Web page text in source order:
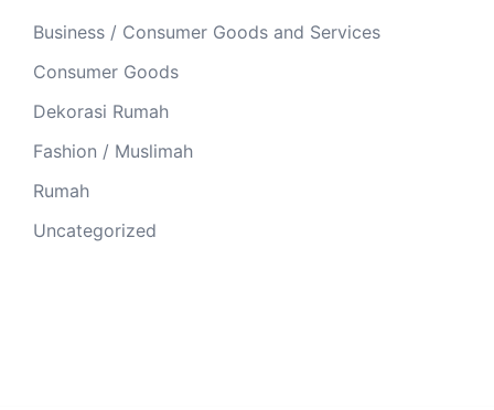
Business / Consumer Goods and Services
Consumer Goods
Dekorasi Rumah
Fashion / Muslimah
Rumah
Uncategorized